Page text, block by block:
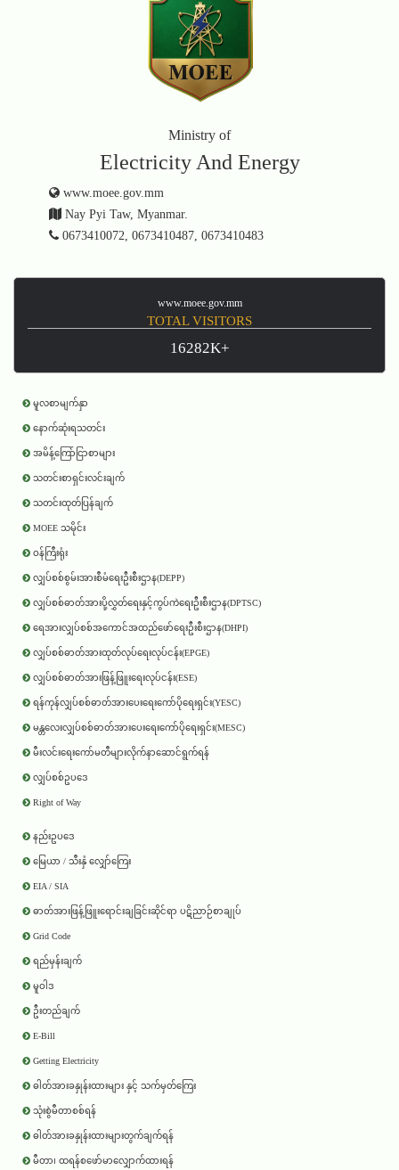
Ministry of
Electricity And Energy
www.moee.gov.mm
Nay Pyi Taw, Myanmar.
0673410072, 0673410487, 0673410483
www.moee.gov.mm
TOTAL VISITORS
16282K+
မူလစာမျက်နှာ
နောက်ဆုံးရသတင်း
အမိန့်ကြော်ငြာစာများ
သတင်းစာရှင်းလင်းချက်
သတင်းထုတ်ပြန်ချက်
MOEE သမိုင်း
ဝန်ကြီးရုံး
လျှပ်စစ်စွမ်းအားစီမံရေးဦးစီးဌာန(DEPP)
လျှပ်စစ်ဓာတ်အားပို့လွှတ်ရေးနှင့်ကွပ်ကဲရေးဦးစီးဌာန(DPTSC)
ရေအားလျှပ်စစ်အကောင်အထည်ဖော်ရေးဦးစီးဌာန(DHPI)
လျှပ်စစ်ဓာတ်အားထုတ်လုပ်ရေးလုပ်ငန်း(EPGE)
လျှပ်စစ်ဓာတ်အားဖြန့်ဖြူးရေးလုပ်ငန်း(ESE)
ရန်ကုန်လျှပ်စစ်ဓာတ်အားပေးရေးကော်ပိုရေးရှင်း(YESC)
မန္တလေးလျှပ်စစ်ဓာတ်အားပေးရေးကော်ပိုရေးရှင်း(MESC)
မီးလင်းရေးကော်မတီများလိုက်နာဆောင်ရွက်ရန်
လျှပ်စစ်ဥပဒေ
Right of Way
နည်းဥပဒေ
မြေယာ / သီးနှံ လျှော်ကြေး
EIA / SIA
ဓာတ်အားဖြန့်ဖြူးရောင်းချခြင်းဆိုင်ရာ ပဋိညာဉ်စာချုပ်
Grid Code
ရည်မှန်းချက်
မူဝါဒ
ဦးတည်ချက်
E-Bill
Getting Electricity
ဓါတ်အားခနှုန်းထားများ နှင့် သက်မှတ်ကြေး
သုံးစွဲမီတာစစ်ရန်
ဓါတ်အားခနှုန်းထားများတွက်ချက်ရန်
မီတာ၊ ထရန်စဖော်မာလျှောက်ထားရန်